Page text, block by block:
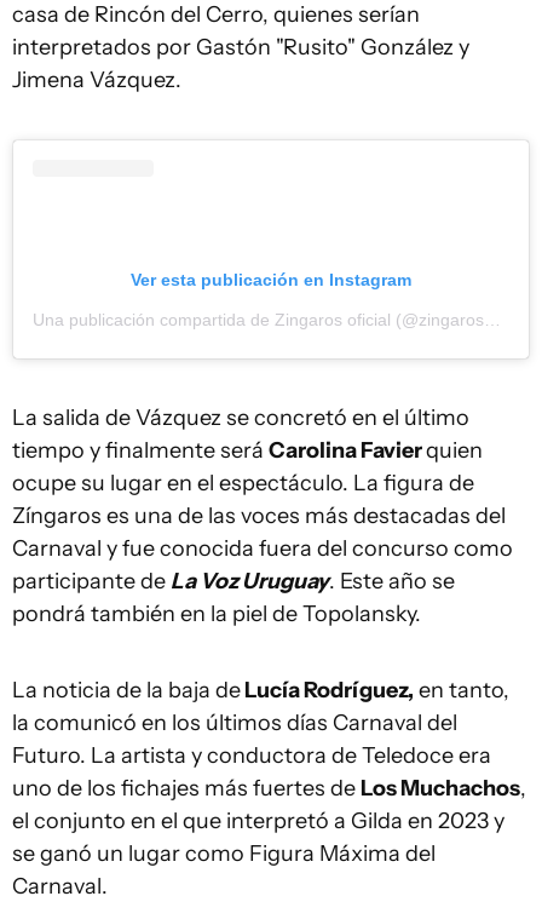
casa de Rincón del Cerro, quienes serían
interpretados por Gastón "Rusito" González y
Jimena Vázquez.
Ver esta publicación en Instagram
La salida de Vázquez se concretó en el último
tiempo y finalmente será Carolina Favierquien
ocupe su lugar en el espectáculo. La figura de
Zíngaros es una de las voces más destacadas del
Carnaval y fue conocida fuera del concurso como
participante de La Voz Uruguay. Este año se
pondrá también en la piel de Topolansky.
La noticia de la baja deLucía Rodríguez, en tanto,
la comunicó en los últimos días Carnaval del
Futuro. La artista y conductora de Teledoce era
uno de los fichajes más fuertes de Los Muchachos,
el conjunto en el que interpretó a Gilda en 2023 y
se ganó un lugar como Figura Máxima del
Carnaval.